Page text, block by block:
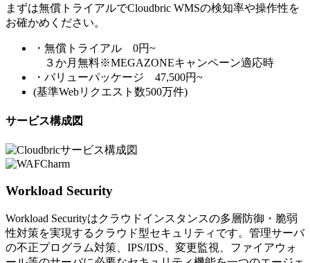
まずは無償トライアルでCloudbric WMSの検知率や操作性を
お確かめください。
・無償トライアル 0円~
３か月無料※MEGAZONEキャンペーン適応時
・バリューパッケージ 47,500円~
(基準Webリクエスト数500万件)
サービス構成図
Workload Security
Workload Securityはクラウドインスタンスの多層防御・脆弱
性対策を実現するクラウド型セキュリティです。管理サーバ
の不正プログラム対策、IPS/IDS、変更監視、ファイアウォ